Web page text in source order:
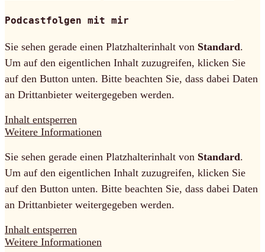
Podcastfolgen mit mir
Sie sehen gerade einen Platzhalterinhalt von Standard.
Um auf den eigentlichen Inhalt zuzugreifen, klicken Sie
auf den Button unten. Bitte beachten Sie, dass dabei Daten
an Drittanbieter weitergegeben werden.
Inhalt entsperren
Weitere Informationen
Sie sehen gerade einen Platzhalterinhalt von Standard.
Um auf den eigentlichen Inhalt zuzugreifen, klicken Sie
auf den Button unten. Bitte beachten Sie, dass dabei Daten
an Drittanbieter weitergegeben werden.
Inhalt entsperren
Weitere Informationen